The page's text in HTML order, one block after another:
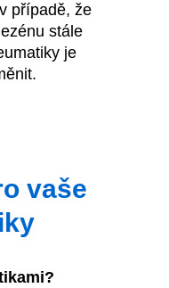
případě, že
stále
je
vaše